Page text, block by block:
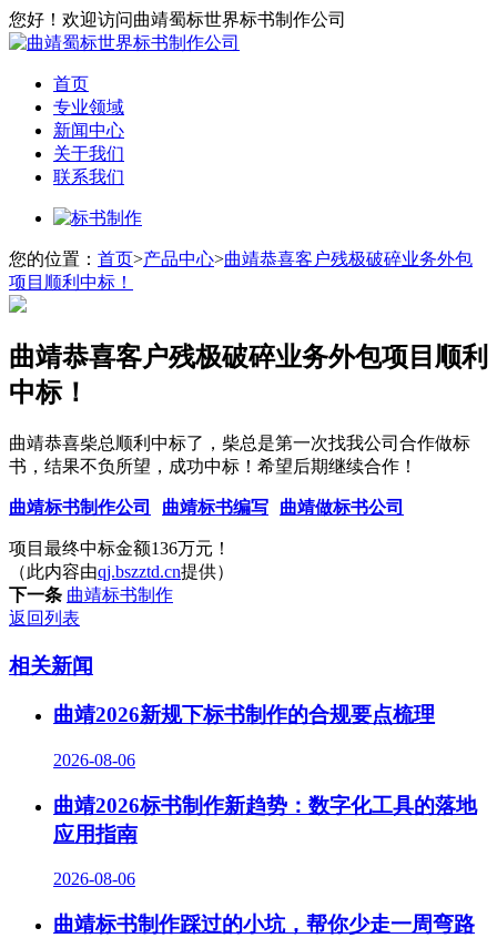
您好！欢迎访问曲靖蜀标世界标书制作公司
首页
专业领域
新闻中心
关于我们
联系我们
您的位置： 首页>产品中心>曲靖恭喜客户残极破碎业务外包
项目顺利中标！
曲靖恭喜客户残极破碎业务外包项目顺利
中标！
曲靖恭喜柴总顺利中标了，柴总是第一次找我公司合作做标
书，结果不负所望，成功中标！希望后期继续合作！
曲靖标书制作公司 曲靖标书编写 曲靖做标书公司
项目最终中标金额136万元！
（此内容由qj.bszztd.cn提供）
下一条 曲靖标书制作
返回列表
相关新闻
曲靖2026新规下标书制作的合规要点梳理
2026-08-06
曲靖2026标书制作新趋势：数字化工具的落地
应用指南
2026-08-06
曲靖标书制作踩过的小坑，帮你少走一周弯路